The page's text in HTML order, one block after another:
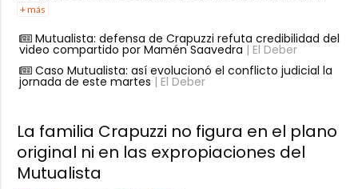
+ más
Mutualista: defensa de Crapuzzi refuta credibilidad del
video compartido por Mamén Saavedra | El Deber
Caso Mutualista: así evolucionó el conflicto judicial la
jornada de este martes | El Deber
La familia Crapuzzi no figura en el plano
original ni en las expropiaciones del
Mutualista